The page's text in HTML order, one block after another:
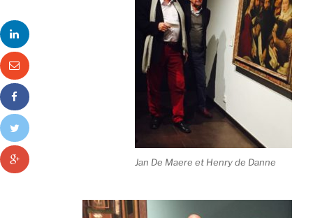
Jan De Maere et Henry de Danne